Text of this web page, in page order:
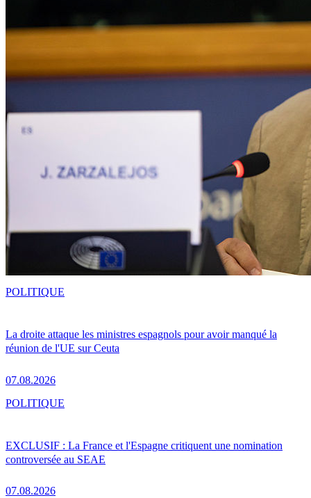
La droite attaque les ministres espagnols pour avoir manqué la
réunion de l'UE sur Ceuta
07.08.2026
POLITIQUE
EXCLUSIF : La France et l'Espagne critiquent une nomination
controversée au SEAE
07.08.2026
POLITIQUE